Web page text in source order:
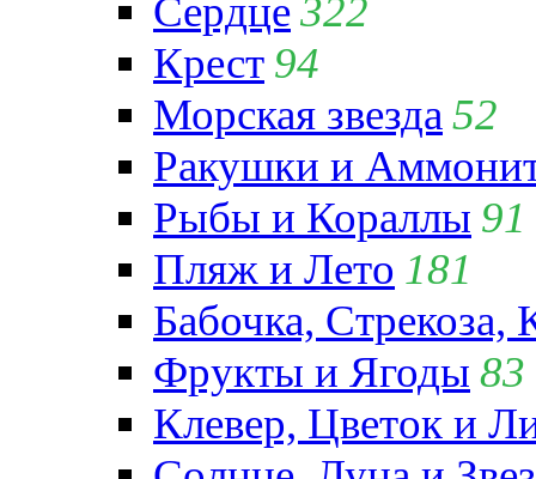
Сердце322
Крест 94
Морская звезда 52
Ракушки и
Рыбы и Кораллы 91
Пляж и Лето 181
Бабочка,
Фрукты и Ягоды 83
Клевер, Цветок и